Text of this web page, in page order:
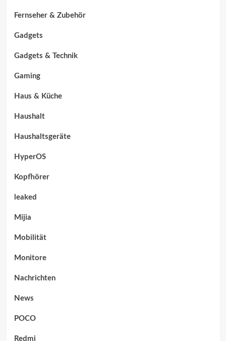
Fernseher & Zubehör
Gadgets
Gadgets & Technik
Gaming
Haus & Küche
Haushalt
Haushaltsgeräte
HyperOS
Kopfhörer
leaked
Mijia
Mobilität
Monitore
Nachrichten
News
POCO
Redmi